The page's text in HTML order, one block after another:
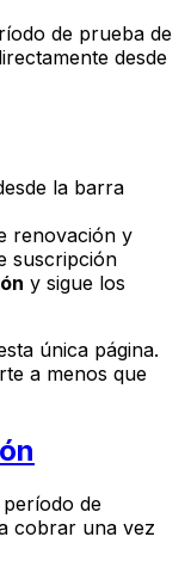
de prueba de
desde
la barra
renovación y
suscripción
y sigue los
única página.
a menos que
de
cobrar una vez